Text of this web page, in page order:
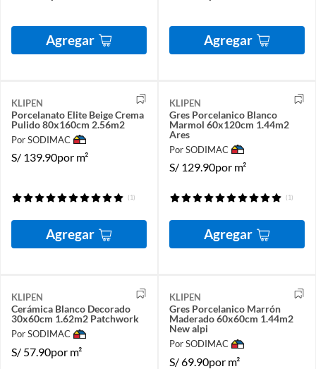
Agregar Agregar
KLIPEN
Porcelanato Elite Beige Crema
Pulido 80x160cm 2.56m2
Por SODIMAC
S/ 139.90por m²
(1)
Agregar
KLIPEN
Gres Porcelanico Blanco
Marmol 60x120cm 1.44m2
Ares
Por SODIMAC
S/ 129.90por m²
(1)
Agregar
KLIPEN
Cerámica Blanco Decorado
30x60cm 1.62m2 Patchwork
Por SODIMAC
S/ 57.90por m²
KLIPEN
Gres Porcelanico Marrón
Maderado 60x60cm 1.44m2
New alpi
Por SODIMAC
S/69.90por m²